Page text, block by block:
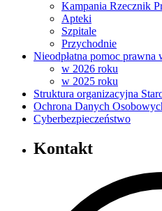
Kampania Rzecznik
Apteki
Szpitale
Przychodnie
Nieodpłatna pomoc
w 2026 roku
w 2025 roku
Struktura organizacyjna
Ochrona Danych
Cyberbezpieczeństwo
Kontakt